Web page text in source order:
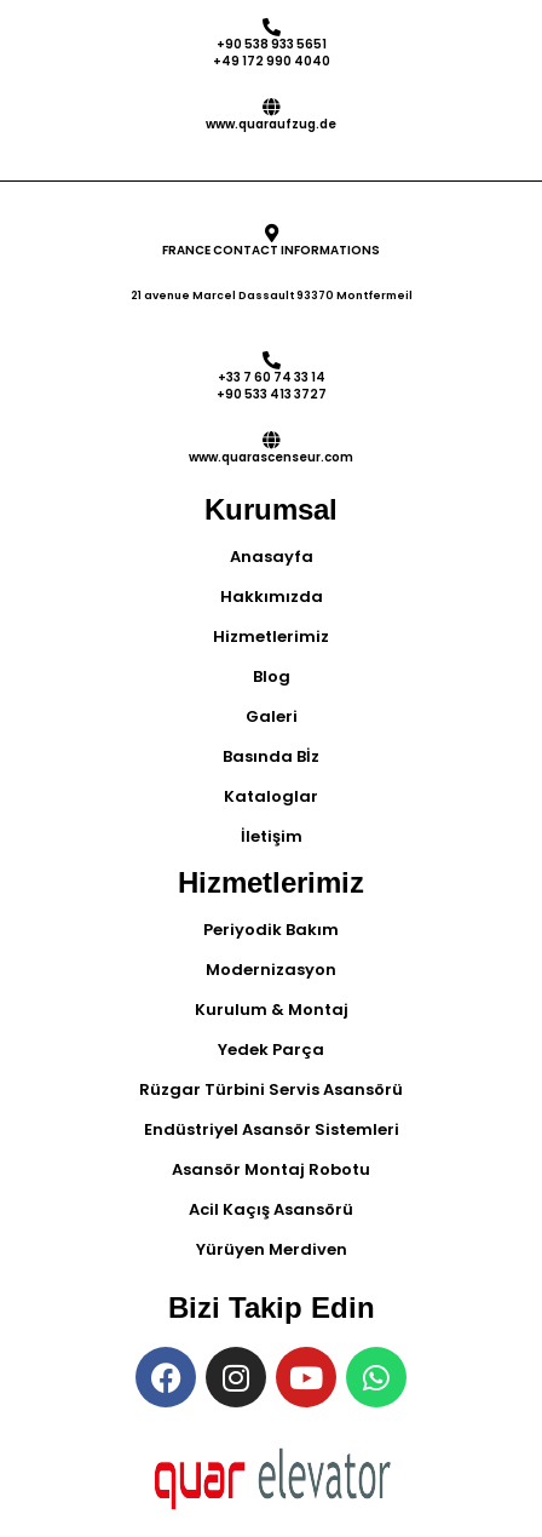
+90 538 933 5651
+49 172 990 4040
www.quaraufzug.de
FRANCE CONTACT INFORMATIONS
21 avenue Marcel Dassault 93370 Montfermeil
+33 7 60 74 33 14
+90 533 413 3727
www.quarascenseur.com
Kurumsal
Anasayfa
Hakkımızda
Hizmetlerimiz
Blog
Galeri
Basında Bİz
Kataloglar
İletişim
Hizmetlerimiz
Periyodik Bakım
Modernizasyon
Kurulum & Montaj
Yedek Parça
Rüzgar Türbini Servis Asansörü
Endüstriyel Asansör Sistemleri
Asansör Montaj Robotu
Acil Kaçış Asansörü
Yürüyen Merdiven
Bizi Takip Edin